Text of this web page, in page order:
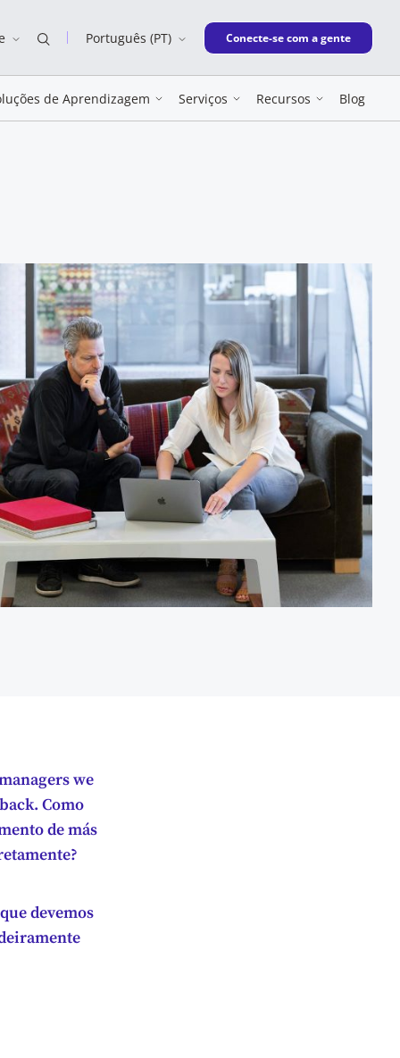
Português (PT) New window
Conecte-se com a gente
de Aprendizagem Serviços Recursos Blog
we
Como
de más
devemos